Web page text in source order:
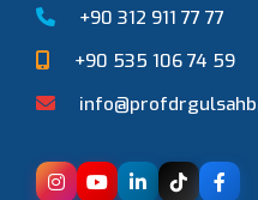
+90 312 911 77 77
+90 535 106 74 59